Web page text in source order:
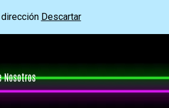
Descartar
Nosotros